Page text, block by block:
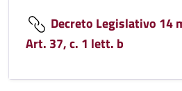
Decreto Legislativo 14
Art. 37, c. 1 lett. b